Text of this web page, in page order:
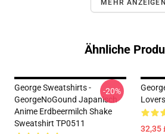
MEHR ANZEIGEN
Ähnliche
George Sweatshirts -
GeorgeNoGound Japanisch
Anime Erdbeermilch Shake
Sweatshirt TP0511
-20%
32,35